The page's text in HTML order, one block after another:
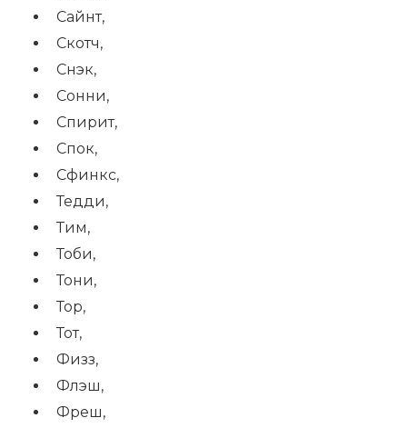
Сайнт,
Скотч,
Снэк,
Сонни,
Спирит,
Спок,
Сфинкс,
Тедди,
Тим,
Тоби,
Тони,
Тор,
Тот,
Физз,
Флэш,
Фреш,